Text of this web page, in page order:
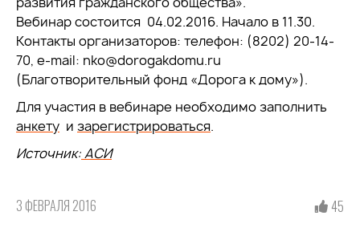
Вебинар состоится 04.02.2016. Начало в 11.30.
Контакты организаторов: телефон: (8202) 20-14-
70, e-mail: nko@dorogakdomu.ru
(Благотворительный фонд «Дорога к дому»).
Для участия в вебинаре необходимо заполнить
анкету и зарегистрироваться.
Источник:АСИ
3 ФЕВРАЛЯ 2016 45